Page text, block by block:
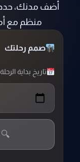
أضف مدنك،
منظم مع
صمم رحلتك
تاريخ بداية الرحلة